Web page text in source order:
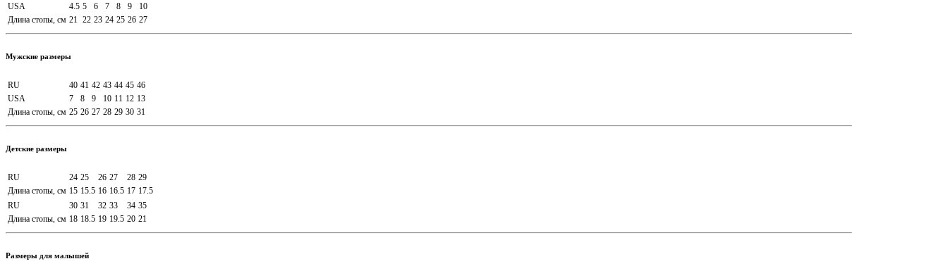
USA
4.5 5 6 7 8 9
10
Длина стопы, см 21 22 23 24 25 26 27
Мужские размеры
RU 40 41 42 43 44 45 46
USA
7 8 9 10 11 12 13
Длина стопы, см 25 26 27 28 29 30 31
Детские размеры
RU 24 25 26 27 28 29
Длина стопы, см 15 15.5 16 16.5 17 17.5
RU
30 31 32 33 34 35
Длина стопы, см 18 18.5 19 19.5 20 21
Размеры для малышей